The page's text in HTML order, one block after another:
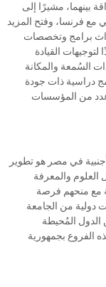
بينهما، مشيرًا إلى
فرنسا، وفتح المزيد
برامج وتخصصات
لتوجيهات القيادة
السُمعة والمكانة
دراسية ذات جودة
عدد من المؤسسات
في مصر هو تطوير
العلوم والمعرفة
مع منحهم فرصة
دولية من الجامعة
المُحيطة
الفروع بجمهورية